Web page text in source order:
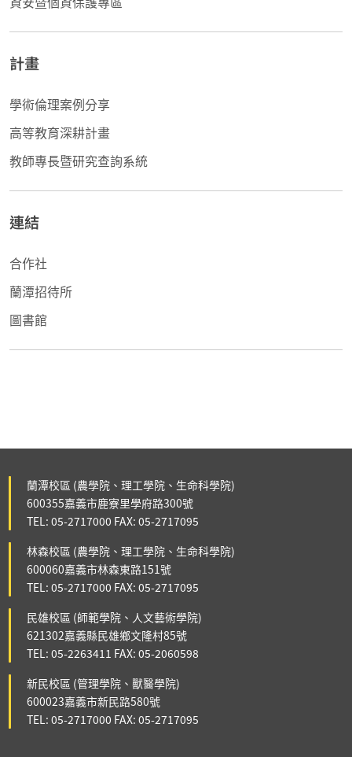
計畫
學術倫理案例分享
高等教育深耕計畫
教師專長暨研究查詢系統
連結
合作社
蘭潭招待所
圖書館
蘭潭校區 (農學院、理工學院、生命科學院)
600355嘉義市鹿寮里學府路300號
TEL: 05-2717000 FAX: 05-2717095
林森校區 (農學院、理工學院、生命科學院)
600060嘉義市林森東路151號
TEL: 05-2717000 FAX: 05-2717095
民雄校區 (師範學院、人文藝術學院)
621302嘉義縣民雄鄉文隆村85號
TEL: 05-2263411 FAX: 05-2060598
新民校區 (管理學院、獸醫學院)
600023嘉義市新民路580號
TEL: 05-2717000 FAX: 05-2717095